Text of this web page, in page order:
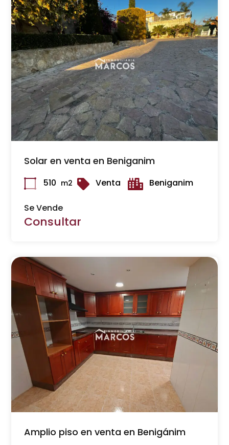
Solar en venta en Beniganim
510 m2 Venta Beniganim
Se Vende
Consultar
Amplio piso en venta en Benigánim